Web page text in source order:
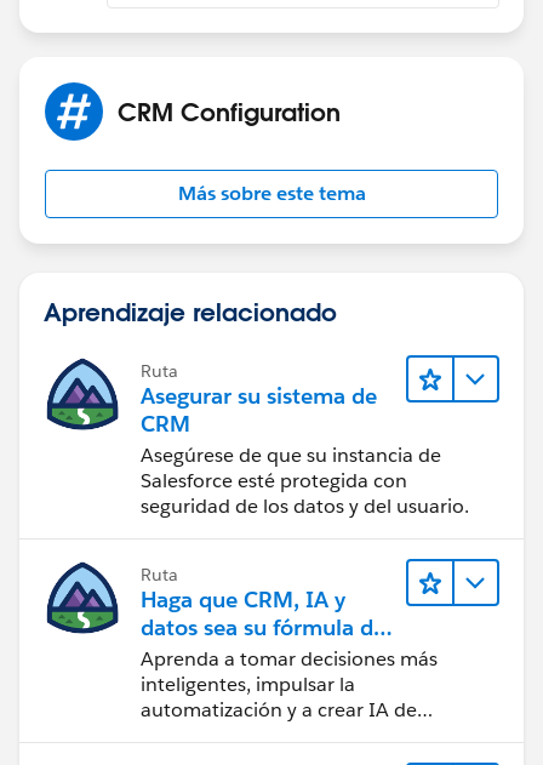
CRM Configuration
Más sobre este tema
Aprendizaje relacionado
Ruta
Asegurar su sistema de
CRM
Asegúrese de que su instancia de
Salesforce esté protegida con
seguridad de los datos y del usuario.
Ruta
Haga que CRM, IA y
datos sea su fórmula de
confianza
Aprenda a tomar decisiones más
inteligentes, impulsar la
automatización y a crear IA de